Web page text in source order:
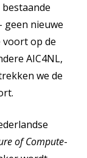
geen nieuwe
voort op de
AIC4NL,
we de
of Compute-